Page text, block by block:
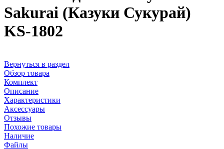
Sakurai (Казуки Сукурай)
KS-1802
Вернуться в раздел
Обзор товара
Комплект
Описание
Характеристики
Аксессуары
Отзывы
Похожие товары
Наличие
Файлы